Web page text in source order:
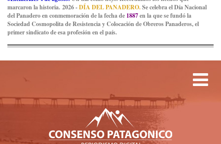
marcaron la historia. 2026 -DÍA DEL PANADERO.Se celebra el Día Nacional
del Panadero en conmemoración de la fecha de 1887en la que se fundó la
Sociedad Cosmopolita de Resistencia y Colocación de Obreros Panaderos, el
primer sindicato de esa profesión en el país.